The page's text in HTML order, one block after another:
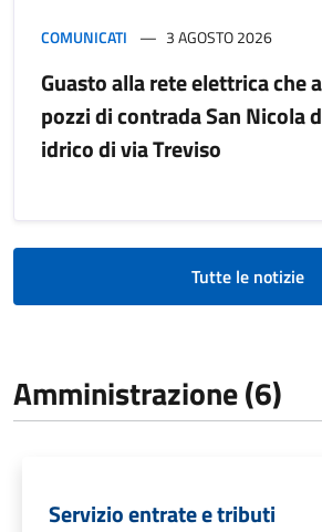
COMUNICATI 3 AGOSTO 2026
Guasto alla rete elettrica che
pozzi di contrada San Nicola
idrico di via Treviso
Tutte le notizie
Amministrazione (6)
Servizio entrate e tributi